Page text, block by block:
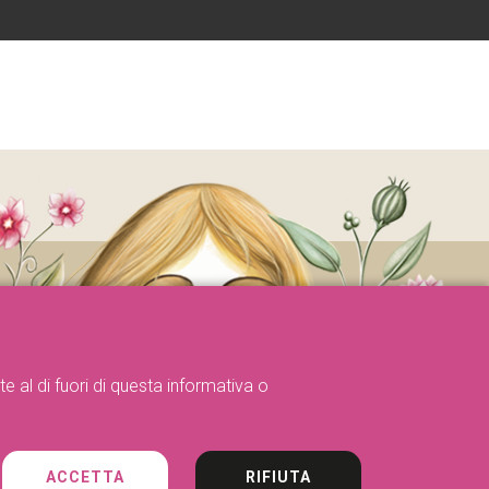
al di fuori di questa informativa o
ACCETTA RIFIUTA